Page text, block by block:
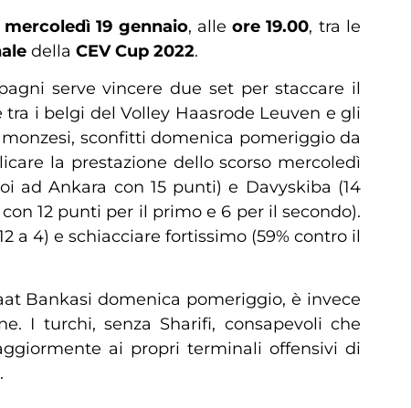
19 gennaio, alleore 19.00, tra le
della CEV Cup 2022.
serve vincere due set per staccare il
i belgi del Volley Haasrode Leuven e gli
sconfitti domenica pomeriggio da
la prestazione dello scorso mercoledì
ad Ankara con 15 punti) e Davyskiba (14
12 punti per il primo e 6 per il secondo).
a 4) e schiacciare fortissimo (59% contro il
Bankasi domenica pomeriggio, è invece
I turchi, senza Sharifi, consapevoli che
ai propri terminali offensivi di